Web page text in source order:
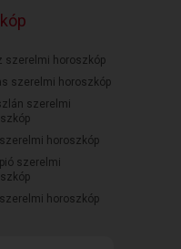
szerelmi horoszkóp
szerelmi horoszkóp
szerelmi
horoszkóp
szerelmi
szerelmi horoszkóp